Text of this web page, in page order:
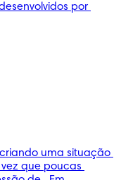
por
uma situação
que poucas